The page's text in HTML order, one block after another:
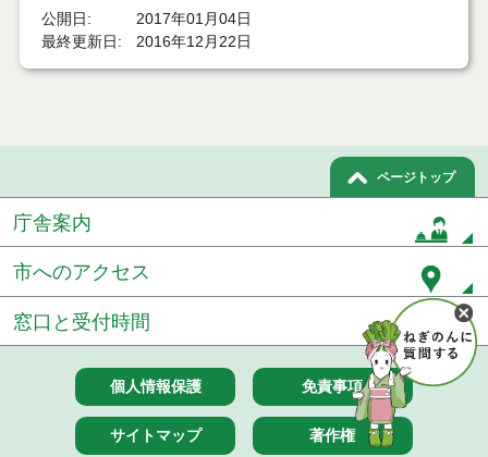
公開日
2017年01月04日
最終更新日
2016年12月22日
ページトップ
庁舎案内
市へのアクセス
窓口と受付時間
個人情報保護 免責事項
サイトマップ 著作権